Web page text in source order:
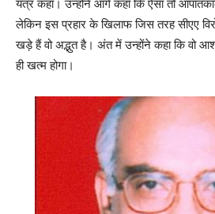
यंत्र कहा। उन्होंने आगे कहा कि ऐसा तो
लेकिन इस प्रहार के खिलाफ जिस तरह सीएए
खड़े हैं वो अद्भुत है। अंत में उन्होंने कहा कि वो
ही खत्म होगा।